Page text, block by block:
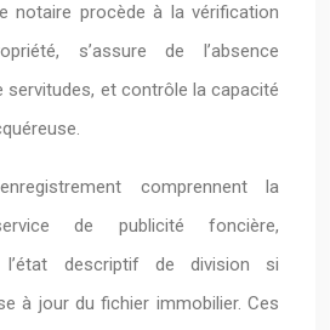
notaire procède à la vérification
s’assure de l’absence
servitudes, et contrôle la capacité
comprennent la
de publicité foncière,
l’état descriptif de division si
à jour du fichier immobilier. Ces